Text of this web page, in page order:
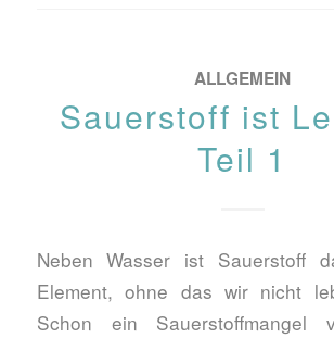
ALLGEMEIN
Sauerstoff ist
Teil 1
Neben Wasser ist Sauerstoff
Element, ohne das wir nicht
Schon ein Sauerstoffmangel